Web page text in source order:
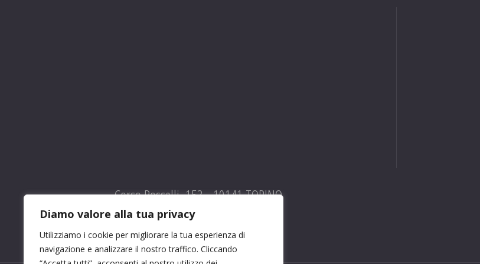
Diamo valore alla tua privacy
Utilizziamo i cookie per migliorare la tua esperienza di
navigazione e analizzare il nostro traffico. Cliccando
Corso Rosselli, 153 - 10141 TORINO